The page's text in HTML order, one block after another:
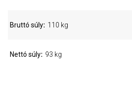
Bruttó súly 110 kg
Nettó súly 93 kg